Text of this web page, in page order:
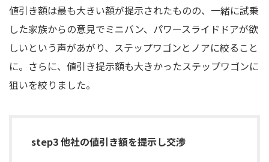
値引き額は最も大きい額が提示されたものの、一緒に試乗
した家族からの意見でミニバン、パワースライドドアが欲
しいという声があがり、ステップワゴンとノアに絞ること
に。さらに、値引き提示額も大きかったステップワゴンに
狙いを絞りました。
step3 他社の値引き額を提示し交渉